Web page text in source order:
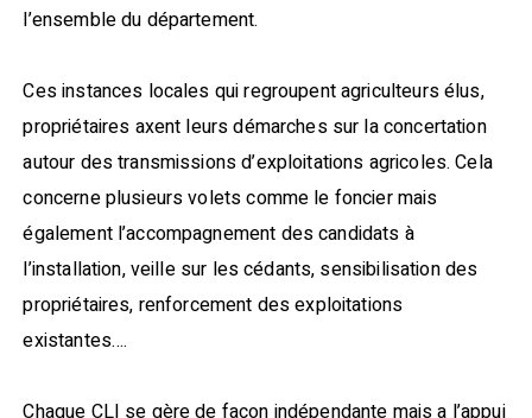
l’ensemble du département.
Ces instances locales qui regroupent agriculteurs élus,
propriétaires axent leurs démarches sur la concertation
autour des transmissions d’exploitations agricoles. Cela
concerne plusieurs volets comme le foncier mais
également l’accompagnement des candidats à
l’installation, veille sur les cédants, sensibilisation des
propriétaires, renforcement des exploitations
existantes….
Chaque CLI se gère de façon indépendante mais a l’appui